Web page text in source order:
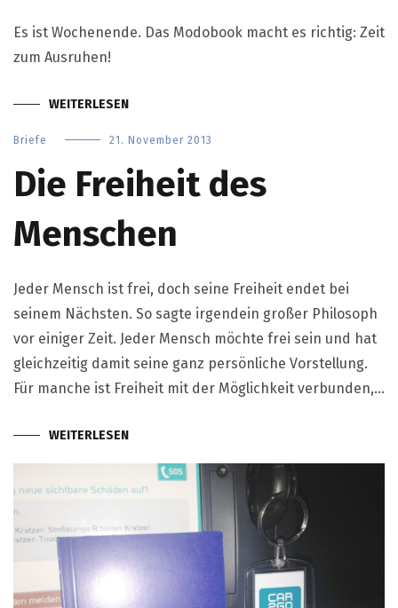
Es ist Wochenende. Das Modobook macht es richtig: Zeit
zum Ausruhen!
WEITERLESEN
Briefe 21. November 2013
Die Freiheit des
Menschen
Jeder Mensch ist frei, doch seine Freiheit endet bei
seinem Nächsten. So sagte irgendein großer Philosoph
vor einiger Zeit. Jeder Mensch möchte frei sein und hat
gleichzeitig damit seine ganz persönliche Vorstellung.
Für manche ist Freiheit mit der Möglichkeit verbunden,…
WEITERLESEN